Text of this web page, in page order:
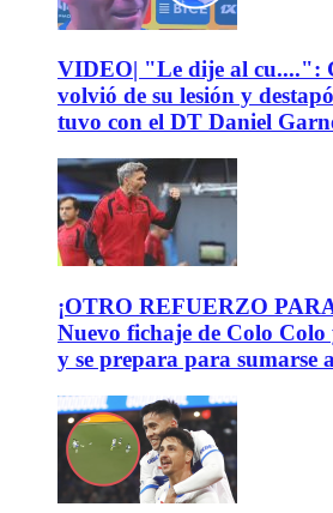
VIDEO| "Le dije al cu....":
volvió de su lesión y
tuvo con el DT Daniel
¡OTRO REFUERZO
Nuevo fichaje de Colo Colo
y se prepara para sumarse